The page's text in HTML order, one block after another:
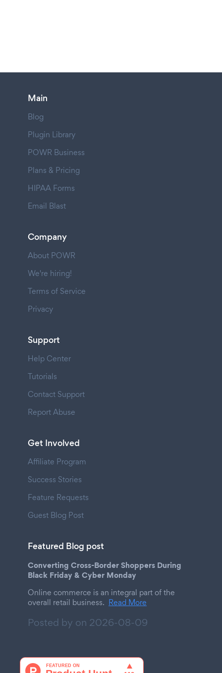
Main
Blog
Plugin Library
POWR Business
Plans & Pricing
HIPAA Forms
Email Blast
Company
About POWR
We're hiring!
Terms of Service
Privacy
Support
Help Center
Tutorials
Contact Support
Report Abuse
Get Involved
Affiliate Program
Success Stories
Feature Requests
Guest Blog Post
Featured Blog post
Converting Cross-Border Shoppers During
Black Friday & Cyber Monday
Online commerce is an integral part of the
overall retail business. Read More
Posted by on 2026-08-09